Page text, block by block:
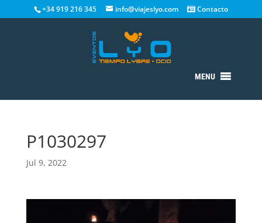
+34 919 216 345 info@viajeslyo.com Contacto
MENU
P1030297
Jul 9, 2022